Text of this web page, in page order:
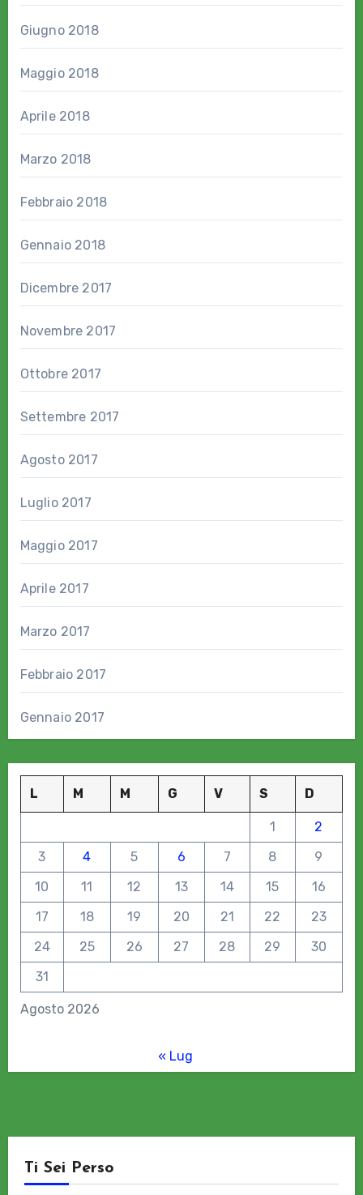
Giugno 2018
Maggio 2018
Aprile 2018
Marzo 2018
Febbraio 2018
Gennaio 2018
Dicembre 2017
Novembre 2017
Ottobre 2017
Settembre 2017
Agosto 2017
Luglio 2017
Maggio 2017
Aprile 2017
Marzo 2017
Febbraio 2017
Gennaio 2017
Agosto 2026
L M M G V S D
1
2
3
4 5 6 7 8
9
10
11 12 13 14 15
16
17
18 19 20 21 22
23
24
25 26 27 28 29
30
31
« Lug
Ti Sei Perso